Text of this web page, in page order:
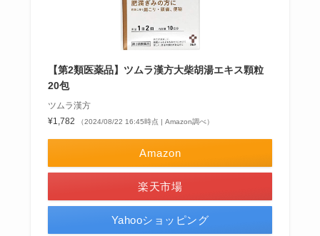
【第2類医薬品】ツムラ漢方大柴胡湯エキス顆粒
20包
ツムラ漢方
¥1,782
（2024/08/22 16:45時点 | Amazon調べ）
Amazon
楽天市場
Yahooショッピング